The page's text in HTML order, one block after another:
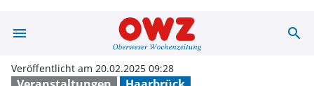
menu Andacht zum search
Veröffentlicht am 20.02.2025 09:28